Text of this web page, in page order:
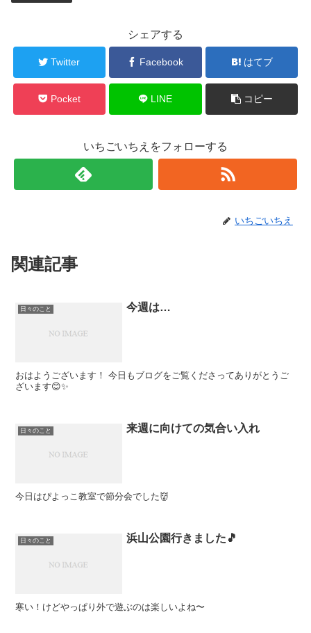
シェアする
Twitter Facebook はてブ
Pocket LINE コピー
いちごいちえをフォローする
いちごいちえ
関連記事
日々のこと 今週は…
おはようございます！ 今日もブログをご覧くださってありがとうご
ざいます😊✨
日々のこと 来週に向けての気合い入れ
今日はぴよっこ教室で節分会でした👹
日々のこと 浜山公園行きました🎵
寒い！けどやっぱり外で遊ぶのは楽しいよね〜